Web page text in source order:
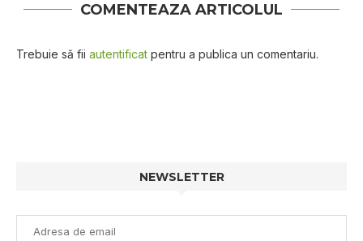
COMENTEAZA ARTICOLUL
Trebuie să fii autentificat pentru a publica un comentariu.
NEWSLETTER